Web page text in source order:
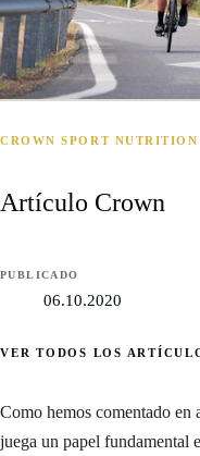
CROWN SPORT NUTRITION
Artículo Crown
PUBLICADO
06.10.2020
VER TODOS LOS
Como hemos comentado en
juega un papel fundamental